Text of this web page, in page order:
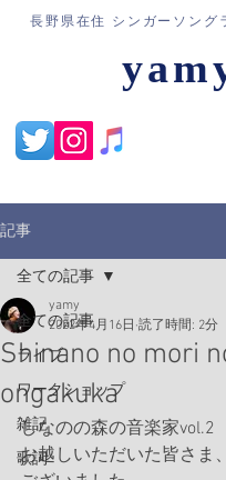
長野県在住 シンガーソング
記事
全ての記事
ライブ
ワークショップ
雑記
歌詞
全ての記事
Shinano no mori
ongakuka
yamy
2022年4月16日 読了時間: 2分
しなのの森の音楽家vol.2
お越しいただいた皆さま